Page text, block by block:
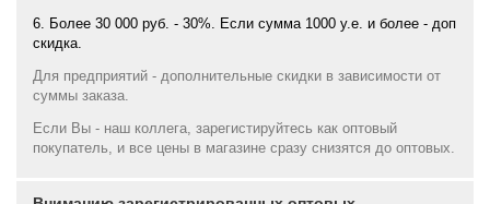
6. Более 30 000 руб. - 30%. Если сумма 1000 у.е. и более - доп
скидка.
Для предприятий - дополнительные скидки в зависимости от
суммы заказа.
Если Вы - наш коллега, зарегистируйтесь как оптовый
покупатель, и все цены в магазине сразу снизятся до оптовых.